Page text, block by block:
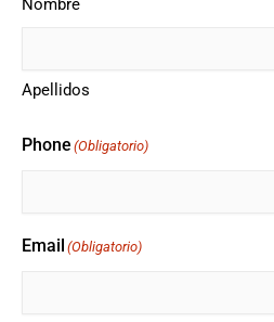
Nombre
Apellidos
Phone (Obligatorio)
Email (Obligatorio)